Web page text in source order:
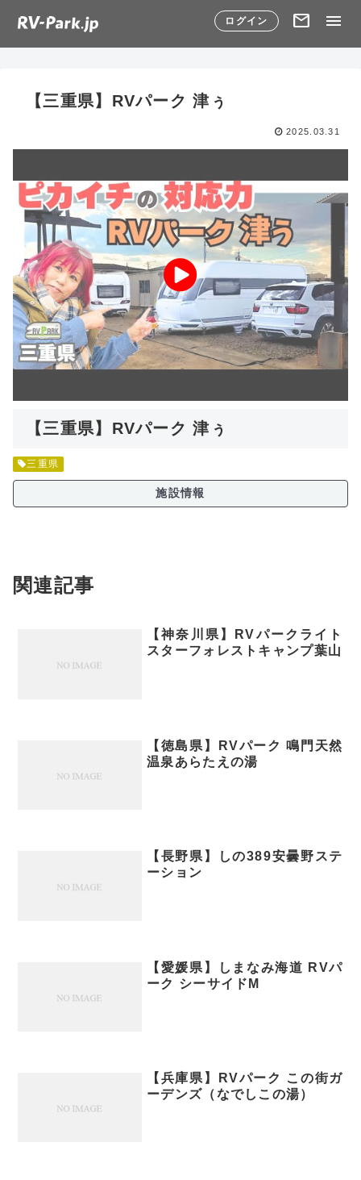
ログイン mail menu
【三重県】RVパーク 津ぅ
2025.03.31
【三重県】RVパーク 津ぅ
三重県
施設情報
関連記事
【神奈川県】RVパークライト
スターフォレストキャンプ葉山
【徳島県】RVパーク 鳴門天然
温泉あらたえの湯
【長野県】しの389安曇野ステ
ーション
【愛媛県】しまなみ海道 RVパ
ーク シーサイドM
【兵庫県】RVパーク この街ガ
ーデンズ（なでしこの湯）